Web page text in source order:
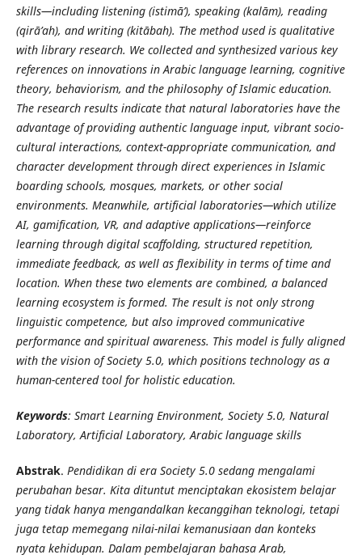
skills—including listening (istimā’), speaking (kalām), reading
(qirā’ah), and writing (kitābah). The method used is qualitative
with library research. We collected and synthesized various key
references on innovations in Arabic language learning, cognitive
theory, behaviorism, and the philosophy of Islamic education.
The research results indicate that natural laboratories have the
advantage of providing authentic language input, vibrant socio-
cultural interactions, context-appropriate communication, and
character development through direct experiences in Islamic
boarding schools, mosques, markets, or other social
environments. Meanwhile, artificial laboratories—which utilize
AI, gamification, VR, and adaptive applications—reinforce
learning through digital scaffolding, structured repetition,
immediate feedback, as well as flexibility in terms of time and
location. When these two elements are combined, a balanced
learning ecosystem is formed. The result is not only strong
linguistic competence, but also improved communicative
performance and spiritual awareness. This model is fully aligned
with the vision of Society 5.0, which positions technology as a
human-centered tool for holistic education.
Keywords: Smart Learning Environment, Society 5.0, Natural
Laboratory, Artificial Laboratory, Arabic language skills
Abstrak. Pendidikan di era Society 5.0 sedang mengalami
perubahan besar. Kita dituntut menciptakan ekosistem belajar
yang tidak hanya mengandalkan kecanggihan teknologi, tetapi
juga tetap memegang nilai-nilai kemanusiaan dan konteks
nyata kehidupan. Dalam pembelajaran bahasa Arab,